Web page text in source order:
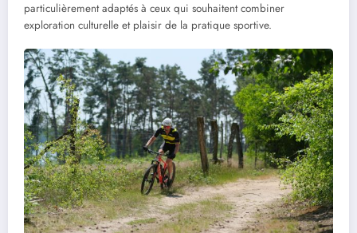
particulièrement adaptés à ceux qui souhaitent combiner
exploration culturelle et plaisir de la pratique sportive.